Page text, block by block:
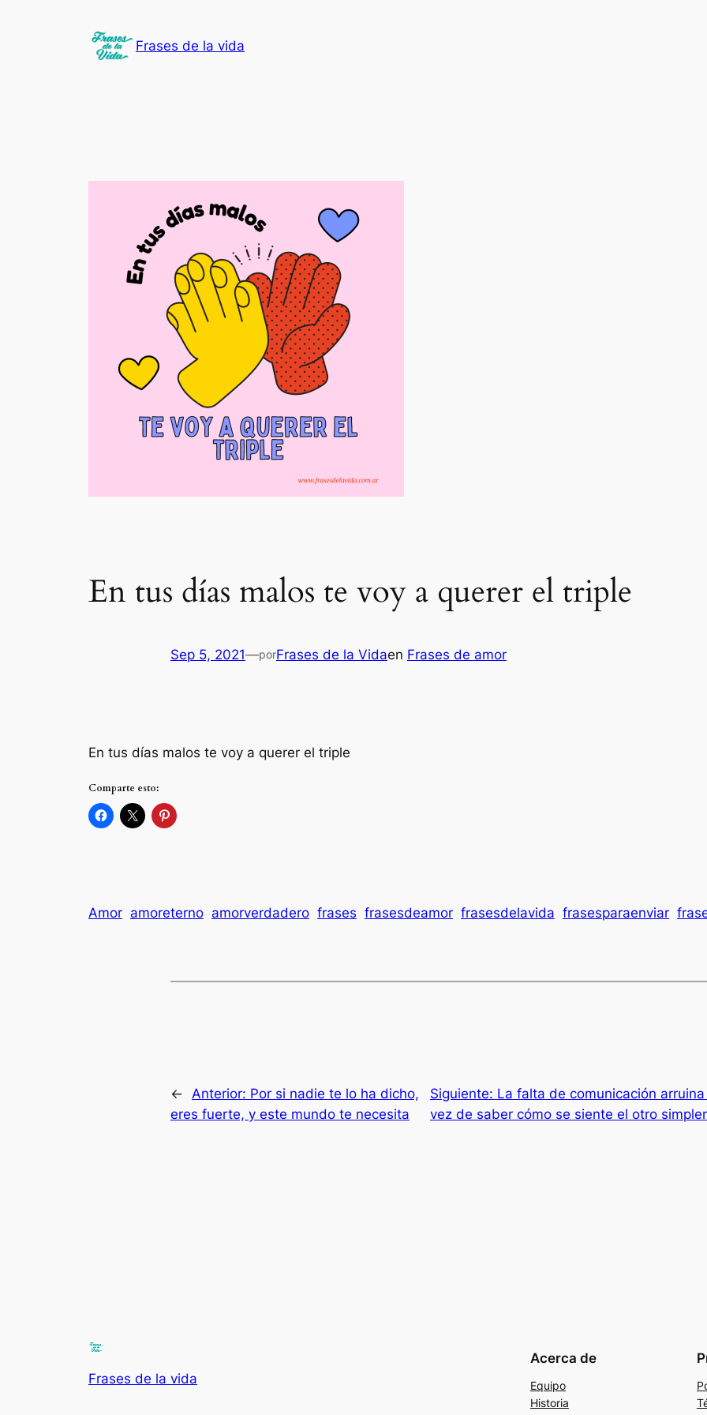
Frases de la vida
En tus días malos te voy a querer el triple
Sep 5, 2021—porFrases de la Vidaen Frases de amor
En tus días malos te voy a querer el triple
Comparte esto:
Amor amoreterno amorverdadero frases frasesdeamor frasesdelavida frasesparaenviar
← Anterior: Por si nadie te lo ha dicho,
eres fuerte, y este mundo te necesita
Siguiente: La falta de comunicación
vez de saber cómo se siente el otro
Frases de la vida
Acerca de
Equipo
Historia